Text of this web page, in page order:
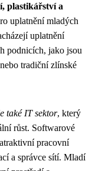
plastikářství a
uplatnění mladých
uplatnění
podnicích, jako jsou
tradiční zlínské
také IT sektor, který
růst. Softwarové
pracovní
a správce sítí. Mladí